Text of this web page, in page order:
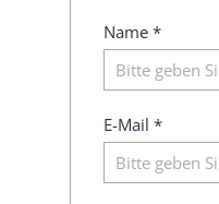
Name *
E-Mail *